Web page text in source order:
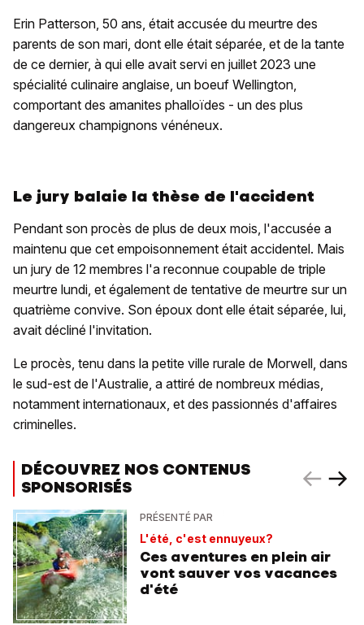
Erin Patterson, 50 ans, était accusée du meurtre des
parents de son mari, dont elle était séparée, et de la tante
de ce dernier, à qui elle avait servi en juillet 2023 une
spécialité culinaire anglaise, un boeuf Wellington,
comportant des amanites phalloïdes - un des plus
dangereux champignons vénéneux.
Le jury balaie la thèse de l'accident
Pendant son procès de plus de deux mois, l'accusée a
maintenu que cet empoisonnement était accidentel. Mais
un jury de 12 membres l'a reconnue coupable de triple
meurtre lundi, et également de tentative de meurtre sur un
quatrième convive. Son époux dont elle était séparée, lui,
avait décliné l'invitation.
Le procès, tenu dans la petite ville rurale de Morwell, dans
le sud-est de l'Australie, a attiré de nombreux médias,
notamment internationaux, et des passionnés d'affaires
criminelles.
DÉCOUVREZ NOS CONTENUS
SPONSORISÉS
PRÉSENTÉ PAR
L'été, c'est ennuyeux?
Ces aventures en plein air
vont sauver vos vacances
d'été